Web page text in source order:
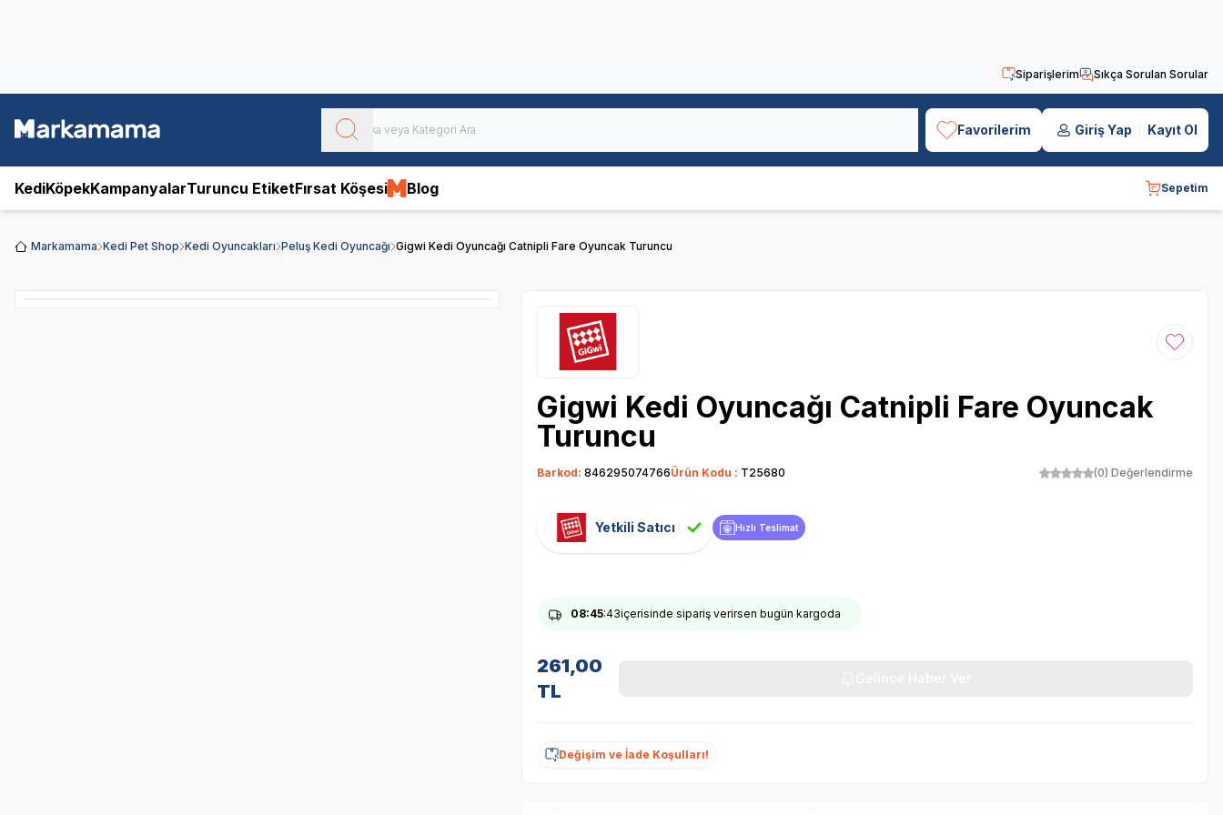
Siparişlerim Sıkça Sorulan Sorular
Favorilerim Giriş Yap Kayıt Ol
KediKöpekKampanyalarTuruncu EtiketFırsat Köşesi Blog Sepetim
Markamama Kedi Pet Shop Kedi Oyuncakları Peluş Kedi Oyuncağı Gigwi Kedi Oyuncağı Catnipli Fare Oyuncak Turuncu
Favoriye
Gigwi Kedi Oyuncağı Catnipli Fare Oyuncak
Turuncu
Barkod: 846295074766Ürün Kodu : T25680 (0) Değerlendirme
Yetkili Satıcı Hızlı Teslimat
08:45:42içerisinde sipariş verirsen bugün kargoda
261,00
TL
Değişim ve İade Koşulları!